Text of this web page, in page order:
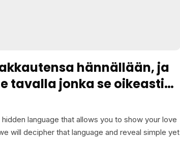
hännällään, ja
tavalla jonka se oikeasti
language that allows you to show your love
will decipher that language and reveal simple yet